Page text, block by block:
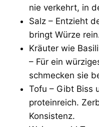
nie verkehrt, in
Salz – Entzieht
bringt Würze
Kräuter wie
– Für ein
schmecken sie
Tofu – Gibt Biss
proteinreich.
Konsistenz.